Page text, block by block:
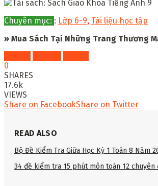
Chuyên mục: : Lớp 6-9, Tài liệu học tập
» Mua Sách Tại Những Trang Thương
0
SHARES
17.6k
VIEWS
Share on FacebookShare on Twitter
READ ALSO
Bộ Đề Kiểm Tra Giữa Học Kỳ 1 Toán 8 Năm
34 đề kiểm tra 15 phút môn toán 12 chuyên